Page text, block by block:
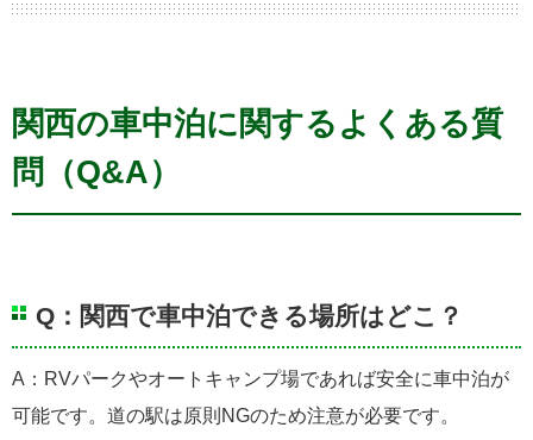
関西の車中泊に関するよくある質
問（Q&A）
Q：関西で車中泊できる場所はどこ？
A：RVパークやオートキャンプ場であれば安全に車中泊が
可能です。道の駅は原則NGのため注意が必要です。